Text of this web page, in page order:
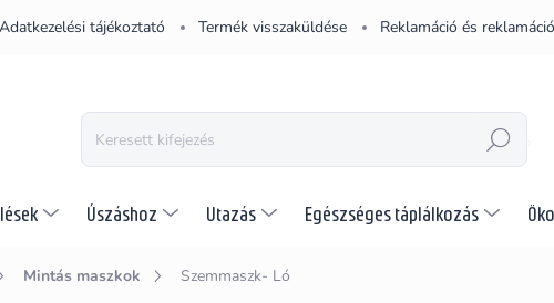
Adatkezelési tájékoztató Termék visszaküldése Reklamáció és
KERESÉS
Úszáshoz Utazás Egészséges táplálkozás
Mintás maszkok Szemmaszk- Ló